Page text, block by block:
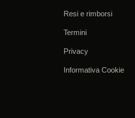
Resi e rimborsi
Termini
Privacy
Informativa Cookie